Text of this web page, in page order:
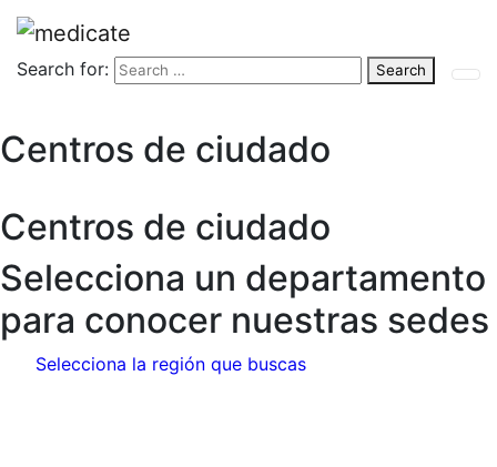
Search for: Search
Centros de ciudado
Centros de ciudado
Selecciona un departamento
para conocer nuestras sedes
Selecciona la región que buscas